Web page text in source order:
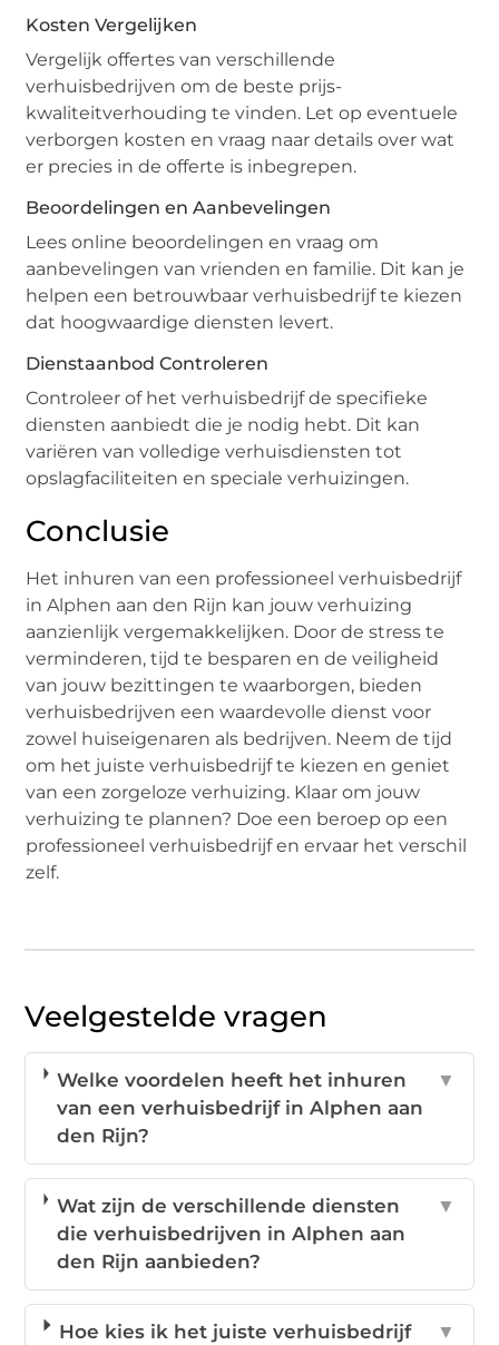
Kosten Vergelijken
Vergelijk offertes van verschillende
verhuisbedrijven om de beste prijs-
kwaliteitverhouding te vinden. Let op eventuele
verborgen kosten en vraag naar details over wat
er precies in de offerte is inbegrepen.
Beoordelingen en Aanbevelingen
Lees online beoordelingen en vraag om
aanbevelingen van vrienden en familie. Dit kan je
helpen een betrouwbaar verhuisbedrijf te kiezen
dat hoogwaardige diensten levert.
Dienstaanbod Controleren
Controleer of het verhuisbedrijf de specifieke
diensten aanbiedt die je nodig hebt. Dit kan
variëren van volledige verhuisdiensten tot
opslagfaciliteiten en speciale verhuizingen.
Conclusie
Het inhuren van een professioneel verhuisbedrijf
in Alphen aan den Rijn kan jouw verhuizing
aanzienlijk vergemakkelijken. Door de stress te
verminderen, tijd te besparen en de veiligheid
van jouw bezittingen te waarborgen, bieden
verhuisbedrijven een waardevolle dienst voor
zowel huiseigenaren als bedrijven. Neem de tijd
om het juiste verhuisbedrijf te kiezen en geniet
van een zorgeloze verhuizing. Klaar om jouw
verhuizing te plannen? Doe een beroep op een
professioneel verhuisbedrijf en ervaar het verschil
zelf.
Veelgestelde vragen
Welke voordelen heeft het inhuren
van een verhuisbedrijf in Alphen aan
den Rijn?
▼
Wat zijn de verschillende diensten
die verhuisbedrijven in Alphen aan
den Rijn aanbieden?
▼
Hoe kies ik het juiste verhuisbedrijf
▼